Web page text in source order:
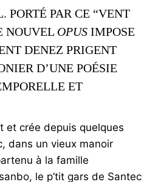
PORTÉ PAR CE “VENT
NOUVEL OPUS IMPOSE
DENEZ PRIGENT
D’UNE POÉSIE
ET
et crée depuis quelques
dans un vieux manoir
à la famille
le p’tit gars de Santec